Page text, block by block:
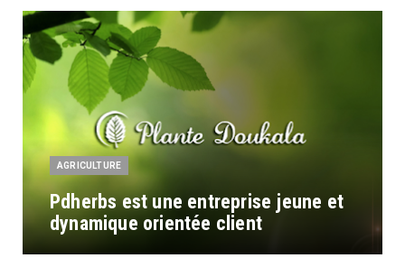
AGRICULTURE
Pdherbs est une entreprise jeune et
dynamique orientée client